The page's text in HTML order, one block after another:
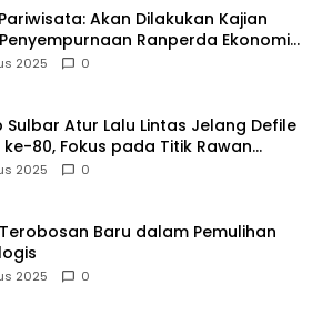
Akan Dilakukan Kajian
Ranperda Ekonomi
2025 0
Sulbar Atur Lalu Lintas Jelang Defile
ke-80, Fokus pada Titik Rawan
2025 0
Terobosan Baru dalam Pemulihan
2025 0